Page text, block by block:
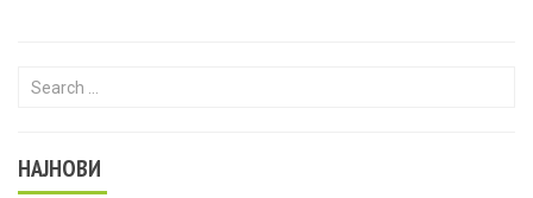
Search for:
НАЈНОВИ